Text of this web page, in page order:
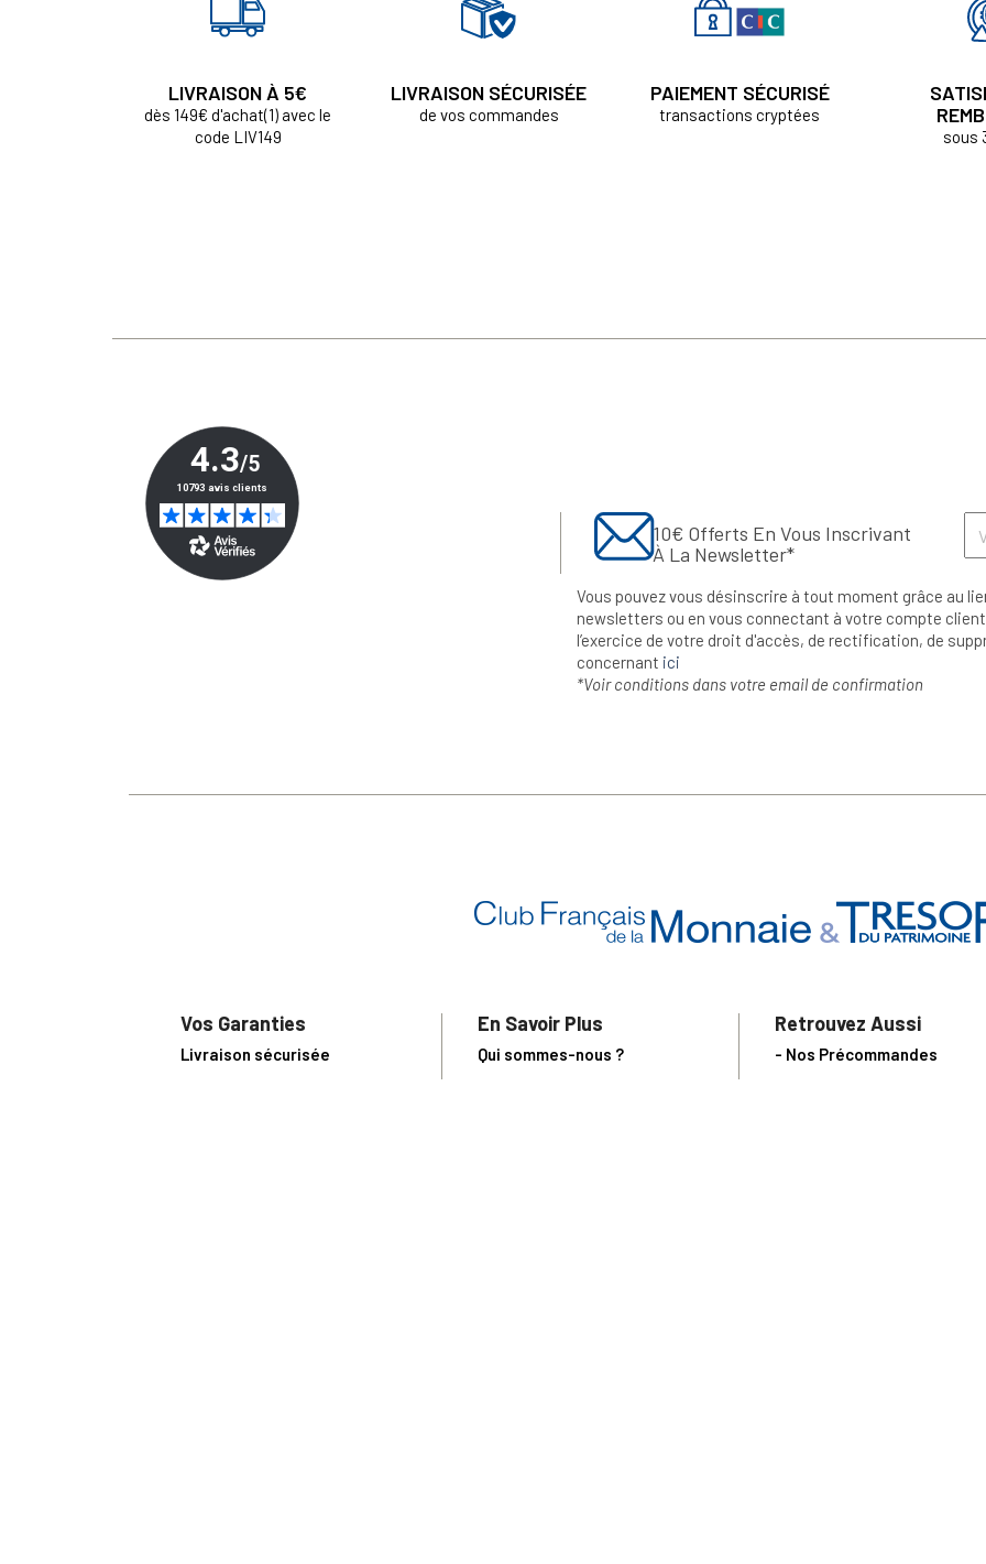
LIVRAISON À 5€
dès 149€ d'achat(1) avec le
code LIV149
LIVRAISON SÉCURISÉE
de vos commandes
PAIEMENT SÉCURISÉ
transactions cryptées
sous
10€ Offerts En Vous Inscrivant
À La Newsletter*
Vous pouvez vous désinscrire à tout moment grâce au
newsletters ou en vous connectant à votre compte
l’exercice de votre droit d'accès, de rectification, de
concernant ici
*Voir conditions dans votre email de confirmation
Vos Garanties
Livraison sécurisée
En Savoir Plus
Qui sommes-nous ?
Retrouvez Aussi
- Nos Précommandes